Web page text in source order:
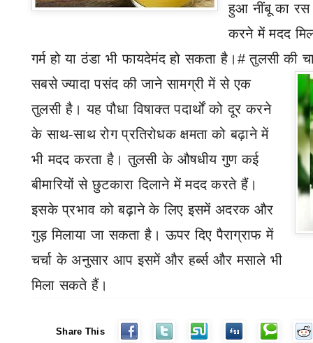
हुआ नींबू का
करने में मदद
गर्म हो या ठंडा भी फायदेमंद हो सकता है। #तुलसी की
सबसे ज्यादा पसंद की जाने सामग्री में से एक
तुलसी है। यह पौधा विषाक्त पदार्थों को दूर करने
के साथ-साथ रोग प्रतिरोधक क्षमता को बढ़ाने में
भी मदद करता है। तुलसी के औषधीय गुण कई
बीमारियों से छुटकारा दिलाने में मदद करते हैं।
इसके प्रभाव को बढ़ाने के लिए इसमें अदरक और
गुड़ मिलाया जा सकता है। ऊपर दिए पैराग्राफ में
चर्चा के अनुसार आप इसमें और हर्ब्स और मसाले भी
मिला सकते हैं।
Share This